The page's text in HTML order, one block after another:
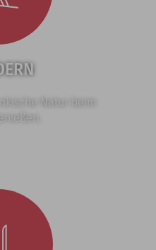
Natur beim